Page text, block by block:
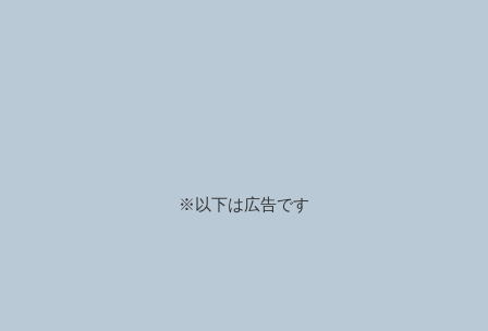
※以下は広告です